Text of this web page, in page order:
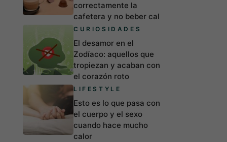
correctamente la
cafetera y no beber cal
CURIOSIDADES
El desamor en el
Zodíaco: aquellos que
tropiezan y acaban con
el corazón roto
LIFESTYLE
Esto es lo que pasa con
el cuerpo y el sexo
cuando hace mucho
calor